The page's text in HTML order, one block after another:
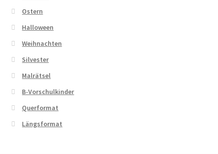
Ostern
Halloween
Weihnachten
Silvester
Malrätsel
B-Vorschulkinder
Querformat
Längsformat